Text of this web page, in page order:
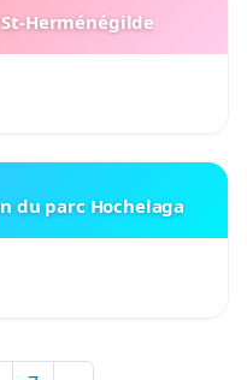
Herménégilde
du parc Hochelaga